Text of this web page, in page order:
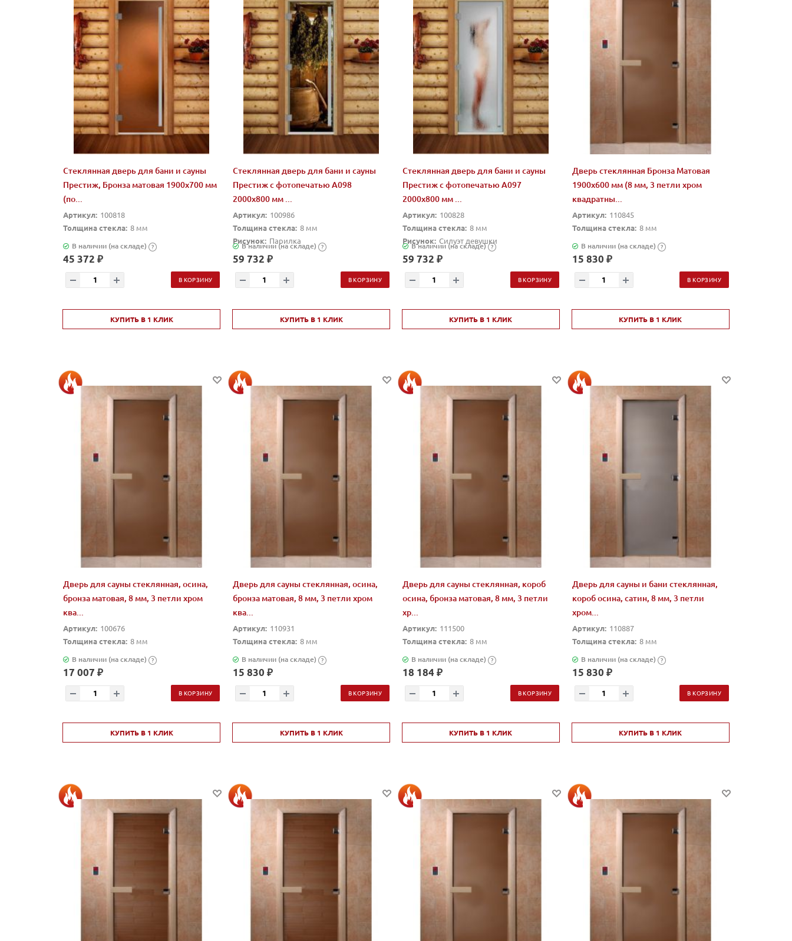
Стеклянная дверь для бани и сауны
Престиж, Бронза матовая 1900x700 мм
(по...
Артикул: 100818
Толщина стекла: 8 мм
В наличии (на складе) ?
45 372 ₽
В КОРЗИНУ
КУПИТЬ В 1 КЛИК
Стеклянная дверь для бани и сауны
Престиж с фотопечатью А098
2000x800 мм ...
Артикул: 100986
Толщина стекла: 8 мм
Рисунок: Парилка
В наличии (на складе) ?
59 732 ₽
В КОРЗИНУ
КУПИТЬ В 1 КЛИК
Стеклянная дверь для бани и сауны
Престиж с фотопечатью А097
2000x800 мм ...
Артикул: 100828
Толщина стекла: 8 мм
Рисунок: Силуэт девушки
В наличии (на складе) ?
59 732 ₽
В КОРЗИНУ
КУПИТЬ В 1 КЛИК
Дверь стеклянная Бронза Матовая
1900х600 мм (8 мм, 3 петли хром
квадратны...
Артикул: 110845
Толщина стекла: 8 мм
В наличии (на складе) ?
15 830 ₽
В КОРЗИНУ
КУПИТЬ В 1 КЛИК
Дверь для сауны стеклянная, осина,
бронза матовая, 8 мм, 3 петли хром
ква...
Артикул: 100676
Толщина стекла: 8 мм
В наличии (на складе) ?
17 007 ₽
В КОРЗИНУ
КУПИТЬ В 1 КЛИК
Дверь для сауны стеклянная, осина,
бронза матовая, 8 мм, 3 петли хром
ква...
Артикул: 110931
Толщина стекла: 8 мм
В наличии (на складе) ?
15 830 ₽
В КОРЗИНУ
КУПИТЬ В 1 КЛИК
Дверь для сауны стеклянная, короб
осина, бронза матовая, 8 мм, 3 петли
хр...
Артикул: 111500
Толщина стекла: 8 мм
В наличии (на складе) ?
18 184 ₽
В КОРЗИНУ
КУПИТЬ В 1 КЛИК
Дверь для сауны и бани стеклянная,
короб осина, сатин, 8 мм, 3 петли
хром...
Артикул: 110887
Толщина стекла: 8 мм
В наличии (на складе) ?
15 830 ₽
В КОРЗИНУ
КУПИТЬ В 1 КЛИК